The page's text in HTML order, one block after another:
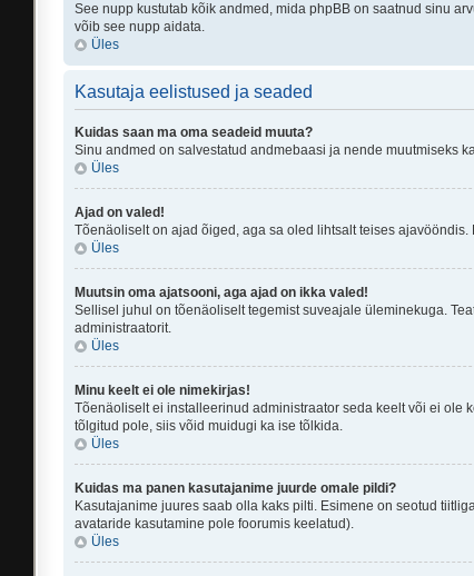
See nupp kustutab kõik andmed, mida phpBB on saatnud sinu
võib see nupp aidata.
Üles
Kasutaja eelistused ja seaded
Kuidas saan ma oma seadeid muuta?
Sinu andmed on salvestatud andmebaasi ja nende muutmiseks
Üles
Ajad on valed!
Tõenäoliselt on ajad õiged, aga sa oled lihtsalt teises
Üles
Muutsin oma ajatsooni, aga ajad on ikka valed!
Sellisel juhul on tõenäoliselt tegemist suveajale üleminekuga.
administraatorit.
Üles
Minu keelt ei ole nimekirjas!
Tõenäoliselt ei installeerinud administraator seda keelt või ei ole
tõlgitud pole, siis võid muidugi ka ise tõlkida.
Üles
Kuidas ma panen kasutajanime juurde omale pildi?
Kasutajanime juures saab olla kaks pilti. Esimene on seotud
avataride kasutamine pole foorumis keelatud).
Üles